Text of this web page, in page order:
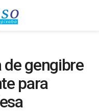
gengibre
para